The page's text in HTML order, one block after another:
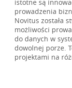
istotne są
prowadzenia
Novitus została
możliwości
do danych w
dowolnej porze.
projektami na